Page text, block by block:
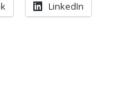
LinkedIn